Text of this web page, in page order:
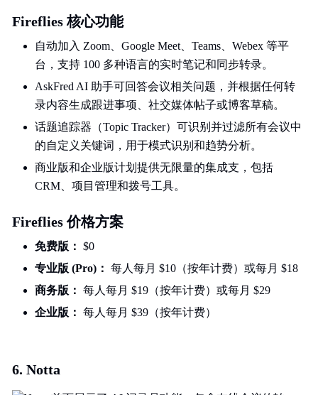
Fireflies 核心功能
自动加入 Zoom、Google Meet、Teams、Webex 等平
台，支持 100 多种语言的实时笔记和同步转录。
AskFred AI 助手可回答会议相关问题，并根据任何转
录内容生成跟进事项、社交媒体帖子或博客草稿。
话题追踪器（Topic Tracker）可识别并过滤所有会议中
的自定义关键词，用于模式识别和趋势分析。
商业版和企业版计划提供无限量的集成支，包括
CRM、项目管理和拨号工具。
Fireflies 价格方案
免费版： $0
专业版 (Pro)： 每人每月 $10（按年计费）或每月 $18
商务版： 每人每月 $19（按年计费）或每月 $29
企业版： 每人每月 $39（按年计费）
6. Notta